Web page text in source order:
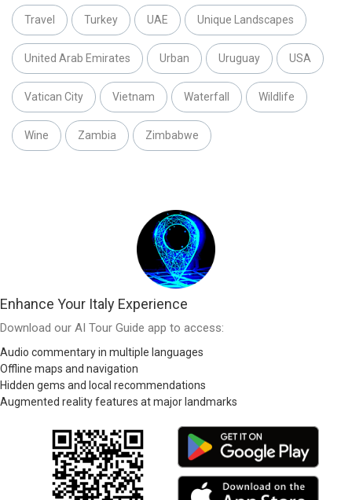
Travel Turkey UAE Unique Landscapes
United Arab Emirates Urban Uruguay USA
Vatican City Vietnam Waterfall Wildlife
Wine Zambia Zimbabwe
Enhance Your Italy Experience
Download our AI Tour Guide app to access:
Audio commentary in multiple languages
Offline maps and navigation
Hidden gems and local recommendations
Augmented reality features at major landmarks